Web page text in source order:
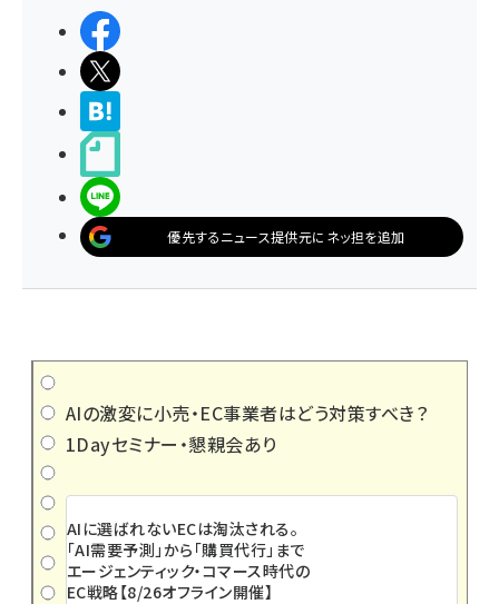
優先するニュース提供元にネッ担を追加
AIの激変に小売・EC事業者はどう対策すべき？
1Dayセミナー・懇親会あり
AIに選ばれないECは淘汰される。
「AI需要予測」から「購買代行」まで
エージェンティック・コマース時代の
EC戦略【8/26オフライン開催】